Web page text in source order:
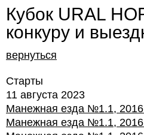
Кубок URAL
конкуру и
вернуться
Старты
11 августа 2023
Манежная езда №1.1, 2016
Манежная езда №1.1, 2016